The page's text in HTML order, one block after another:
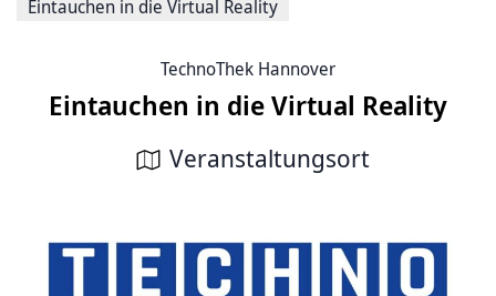
Eintauchen in die Virtual Reality
TechnoThek Hannover
Eintauchen in die Virtual Reality
Veranstaltungsort